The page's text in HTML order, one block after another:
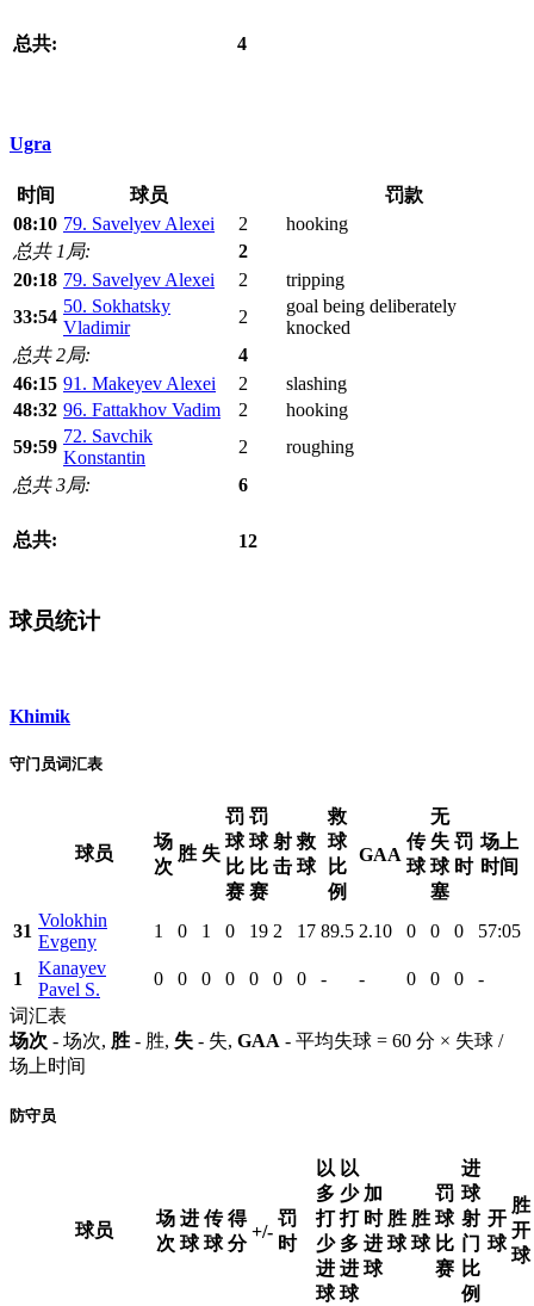
总共: 4
Ugra
时间 球员
罚款
08:10 79. Savelyev Alexei 2
hooking
总共 1局:
2
20:18 79. Savelyev Alexei 2
tripping
33:54
50. Sokhatsky
Vladimir
2
goal being deliberately
knocked
总共 2局:
4
46:15 91. Makeyev Alexei 2
slashing
48:32 96. Fattakhov Vadim 2
hooking
59:59
72. Savchik
Konstantin
2
roughing
总共 3局:
6
总共: 12
球员统计
Khimik
守门员词汇表
球员
场
次
胜 失
罚
球
比
赛
罚
球
比
赛
射
击
救
球
救
球
比
例
GAA
传
球
无
失
球
塞
罚
时
场上
时间
31
Volokhin
Evgeny
1 0 1 0 19 2 17 89.5 2.10 0 0 0 57:05
1
Kanayev
Pavel S.
0 0 0 0 0 0 0 - - 0 0 0
-
词汇表
场次 - 场次, 胜 - 胜, 失 - 失, GAA - 平均失球 = 60 分 × 失球 /
场上时间
防守员
球员
场
次
进
球
传
球
得
分
+/-
罚
时
以
多
打
少
进
球
以
少
打
多
进
球
加
时
进
球
胜
球
胜
球
罚
球
比
赛
进
球
射
门
比
例
开
球
胜
开
球